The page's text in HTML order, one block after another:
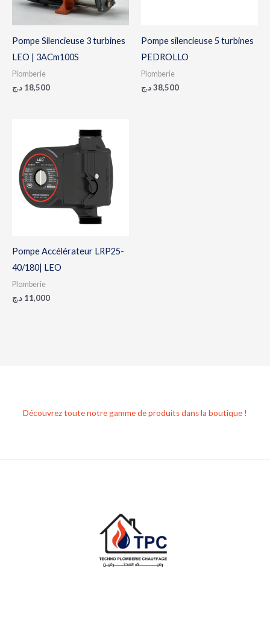
Pompe Silencieuse 3 turbines
LEO | 3ACm100S
Plomberie
18,500 د.ج
Pompe silencieuse 5 turbines
PEDROLLO
Plomberie
38,500د.ج
Pompe Accélérateur LRP25-
40/180| LEO
Plomberie
11,000 د.ج
Découvrez toute notre gamme de produits dans la boutique !